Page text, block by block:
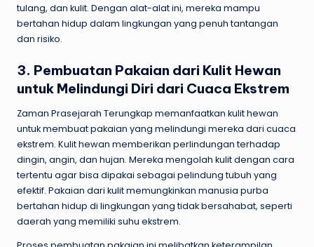
tulang, dan kulit. Dengan alat-alat ini, mereka mampu
bertahan hidup dalam lingkungan yang penuh tantangan
dan risiko.
3. Pembuatan Pakaian dari Kulit Hewan
untuk Melindungi Diri dari Cuaca Ekstrem
Zaman Prasejarah Terungkap memanfaatkan kulit hewan
untuk membuat pakaian yang melindungi mereka dari cuaca
ekstrem. Kulit hewan memberikan perlindungan terhadap
dingin, angin, dan hujan. Mereka mengolah kulit dengan cara
tertentu agar bisa dipakai sebagai pelindung tubuh yang
efektif. Pakaian dari kulit memungkinkan manusia purba
bertahan hidup di lingkungan yang tidak bersahabat, seperti
daerah yang memiliki suhu ekstrem.